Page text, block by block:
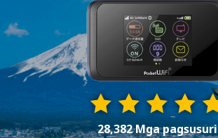
28,382 Mga pagsusuri